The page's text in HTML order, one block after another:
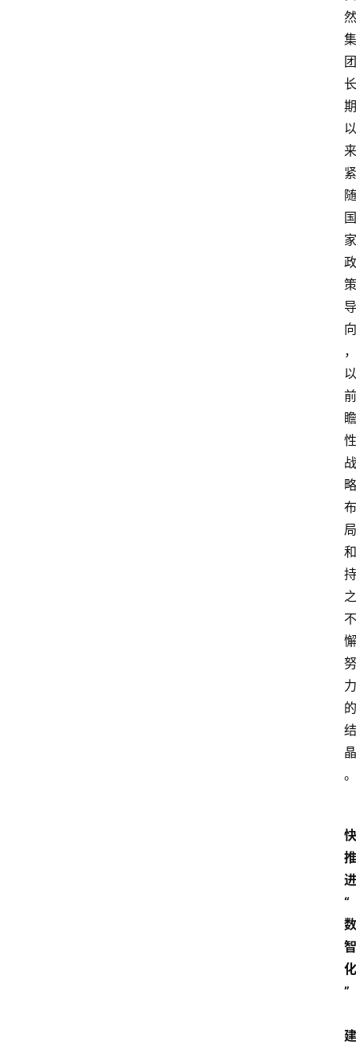
然
集
团
长
期
以
来
紧
随
国
家
政
策
导
向
，
以
前
瞻
性
战
略
布
局
和
持
之
不
懈
努
力
的
结
晶
。
快
推
进
“
数
智
化
”
建